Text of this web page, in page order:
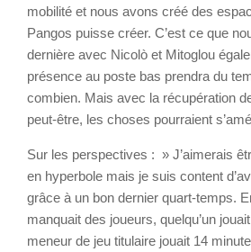
mobilité et nous avons créé des
Pangos puisse créer. C’est ce que
dernière avec Nicolò et Mitoglou
présence au poste bas prendra du
combien. Mais avec la récupération
peut-être, les choses pourraient
Sur les perspectives : » J’aimerais
en hyperbole mais je suis content
grâce à un bon dernier quart-temps.
manquait des joueurs, quelqu’un
meneur de jeu titulaire jouait 14